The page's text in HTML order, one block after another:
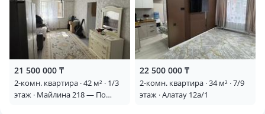
21 500 000 ₸
2-комн. квартира · 42 м² · 1/3
этаж · Майлина 218 — По
22 500 000 ₸
2-комн. квартира · 34 м² · 7/9
этаж · Алатау 12а/1